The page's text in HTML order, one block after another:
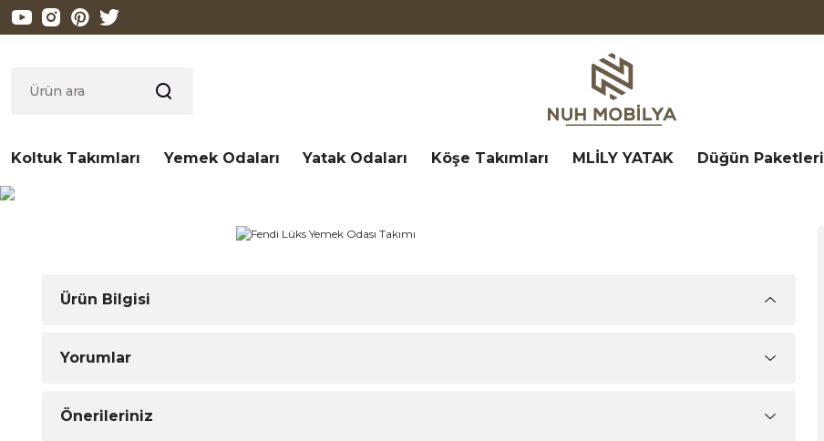
Koltuk Takımları Yemek Odaları Yatak Odaları Köşe Takımları MLİLY YATAK Düğün Paketleri
Ürün Bilgisi
Yorumlar
Önerileriniz